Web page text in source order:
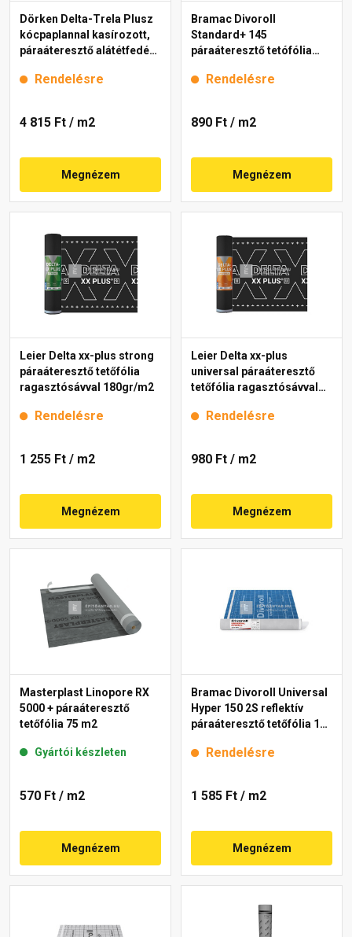
Dörken Delta-Trela Plusz
kócpaplannal kasírozott,
páraáteresztő alátétfedés,
Rendelésre
4 815 Ft / m2
Megnézem
Bramac Divoroll
Standard+ 145
páraáteresztő tetófólia
Rendelésre
890 Ft / m2
Megnézem
Leier Delta xx-plus strong
páraáteresztő tetőfólia
ragasztósávval 180gr/m2
Rendelésre
1 255 Ft / m2
Megnézem
Leier Delta xx-plus
universal páraáteresztő
tetőfólia ragasztósávval
Rendelésre
980 Ft / m2
Megnézem
Masterplast Linopore RX
5000 + páraáteresztő
tetőfólia 75 m2
Gyártói készleten
570 Ft / m2
Megnézem
Bramac Divoroll Universal
Hyper 150 2S reflektív
páraáteresztő tetőfólia 150
Rendelésre
1 585 Ft / m2
Megnézem